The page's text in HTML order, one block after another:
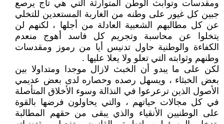
ومقدسات وتوابث الوطن المتوارثة التي هي تاج يرصع
جبين كل غيور على وطنه من الغاربة المستعدين للتخلي
عن كل مطالبهم الشعبية العادلة من أجلها ، لكنهم لن
يتخلوا عن محاسبة وتجريم كل فاسد أهوج منعدم
الكفاءة والوطنية حاول تدنيس أيا من رموز ومقدسات
وطنهم وثوابته التي تعلو ولا يعلا عليها .
لكن على ما يبدو أن الخبث لازال موجدا ومتداولا بين
بعض الخبثاء ، ويسهل رصده وحصاره لدى بعض عديمي
الأصول الذين ترعرعوا في النذالة وسوء الأخلاق المتأصلة
في كل مجالات حياتهم ، والتي يحاولون فرضها بالقوة
على الوطنيين الأنقياء والذي يبقى من حقهم المطالبة